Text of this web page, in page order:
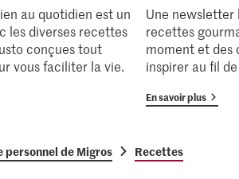
au quotidien est un
les diverses recettes
conçues tout
vous faciliter la vie.
Une newsletter
recettes
moment et des
inspirer au fil
En savoir plus
de Migros Recettes